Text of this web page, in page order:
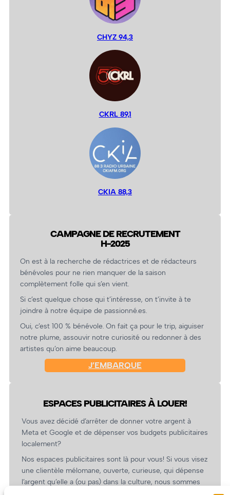
CHYZ 94,3
CKRL 89,1
CKIA 88,3
CAMPAGNE DE RECRUTEMENT
H-2025
On est à la recherche de rédactrices et de rédacteurs
bénévoles pour ne rien manquer de la saison
complètement folle qui s’en vient.
Si c’est quelque chose qui t’intéresse, on t’invite à te
joindre à notre équipe de passionné.es.
Oui, c’est 100 % bénévole. On fait ça pour le trip, aiguiser
notre plume, assouvir notre curiosité ou redonner à des
artistes qu’on aime beaucoup.
J’EMBARQUE
ESPACES PUBLICITAIRES À LOUER!
Vous avez décidé d’arrêter de donner votre argent à
Meta et Google et de dépenser vos budgets publicitaires
localement?
Nos espaces publicitaires sont là pour vous! Si vous visez
une clientèle mélomane, ouverte, curieuse, qui dépense
l’argent qu’elle a (ou pas) dans la culture, nous sommes